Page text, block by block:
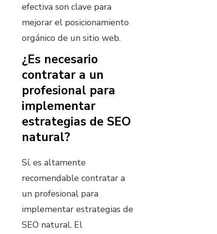
efectiva son clave para
mejorar el posicionamiento
orgánico de un sitio web.
¿Es necesario
contratar a un
profesional para
implementar
estrategias de SEO
natural?
Sí, es altamente
recomendable contratar a
un profesional para
implementar estrategias de
SEO natural. El